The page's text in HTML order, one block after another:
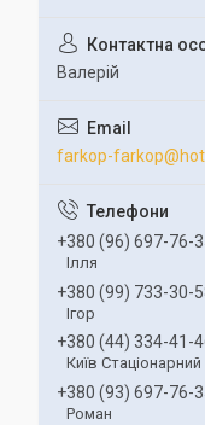
Валерій
farkop-
+380 (96) 697-76-
Ілля
+380 (99) 733-30-
Ігор
+380 (44) 334-41-
Київ Стаціонарний
+380 (93) 697-76-
Роман